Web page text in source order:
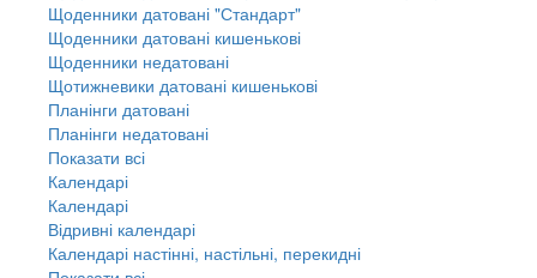
Щоденники датовані "Стандарт"
Щоденники датовані кишенькові
Щоденники недатовані
Щотижневики датовані кишенькові
Планінги датовані
Планінги недатовані
Показати всі
Календарі
Календарі
Відривні календарі
Календарі настінні, настільні, перекидні